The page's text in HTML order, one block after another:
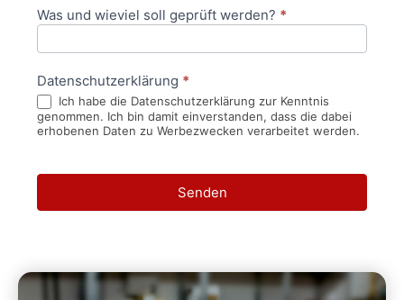
Was und wieviel soll geprüft werden? *
Datenschutzerklärung *
Ich habe die Datenschutzerklärung zur Kenntnis
genommen. Ich bin damit einverstanden, dass die dabei
erhobenen Daten zu Werbezwecken verarbeitet werden.
Senden